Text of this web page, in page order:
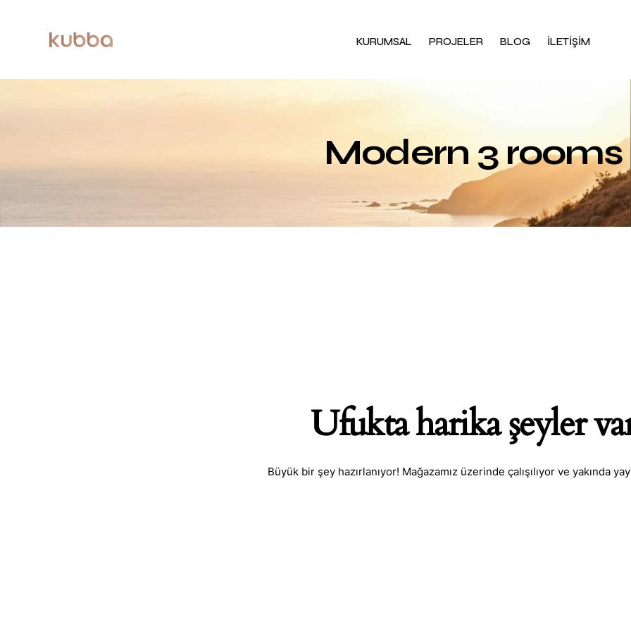
KURUMSAL PROJELER BLOG İLETİŞİM
Modern 3 rooms
Ufukta harika şeyler
Büyük bir şey hazırlanıyor! Mağazamız üzerinde çalışılıyor ve yakında